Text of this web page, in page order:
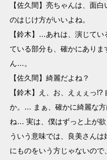
【佐久間】亮ちゃんは、面
のはじけ方がいいよね。
【鈴木】…あれは、演じて
ている部分も、確かにあり
ん…。
【佐久間】綺麗だよね？
【鈴木】え、お、えぇぇっ
か。… まぁ、確かに綺麗な
ね… 実は、僕はずっと上が
ういう意味では、良美さん
にものをいう方じゃないの